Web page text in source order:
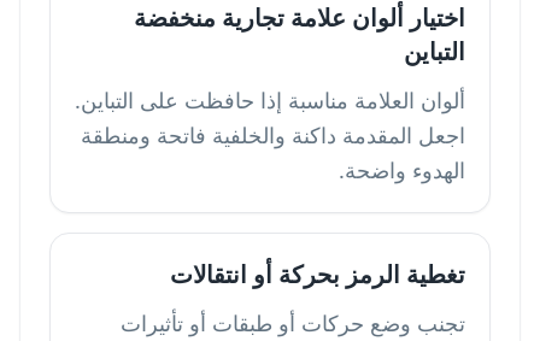
اختيار ألوان علامة تجارية منخفضة
التباين
ألوان العلامة مناسبة إذا حافظت على التباين.
اجعل المقدمة داكنة والخلفية فاتحة ومنطقة
الهدوء واضحة.
تغطية الرمز بحركة أو انتقالات
تجنب وضع حركات أو طبقات أو تأثيرات